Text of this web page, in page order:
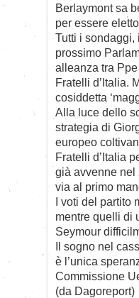
Berlaymont sa
per essere
Tutti i sondaggi,
prossimo
alleanza tra
Fratelli d’Italia.
cosiddetta
Alla luce dello
strategia di
europeo
Fratelli d’Italia
già avvenne nel
via al primo
I voti del partito
mentre quelli di
Seymour
Il sogno nel
è l’unica
Commissione
(da Dagoreport)